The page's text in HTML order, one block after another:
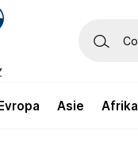
evropa asie afrika